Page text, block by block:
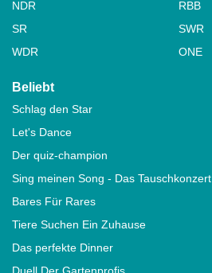
NDR
RBB
SR
SWR
WDR
ONE
Beliebt
Schlag den Star
Let's Dance
Der quiz-champion
Sing meinen Song - Das Tauschkonzert
Bares Für Rares
Tiere Suchen Ein Zuhause
Das perfekte Dinner